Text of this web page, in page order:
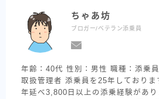
ちゃあ坊
ブロガー/ベテラン添乗員
年齢：40代 性別：男性 職種：添乗
取扱管理者 添乗員を25年しており
年延べ3,800日以上の添乗経験があ